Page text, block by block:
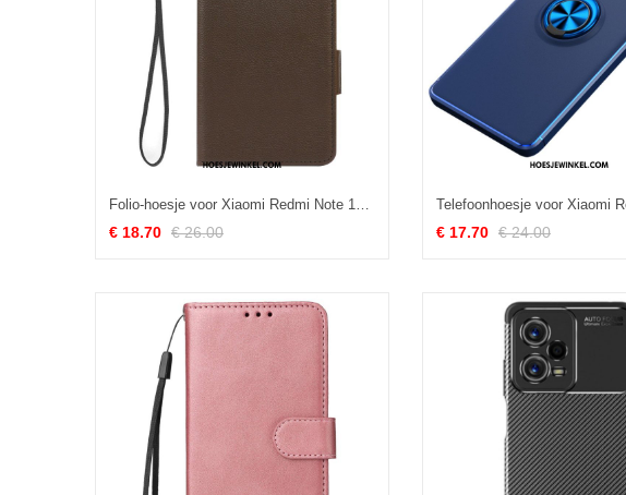
Folio-hoesje voor Xiaomi Redmi Note 12 Pro Met Ketting Dunne Bandjes
€ 18.70 € 26.00 € 17.70 € 24.00